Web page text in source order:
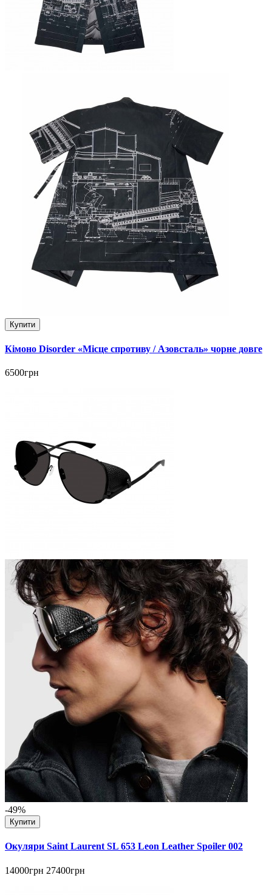
Купити
Кімоно Disorder «Місце спротиву / Азовсталь» чорне довге
6500грн
-49%
Купити
Окуляри Saint Laurent SL 653 Leon Leather Spoiler 002
14000грн 27400грн